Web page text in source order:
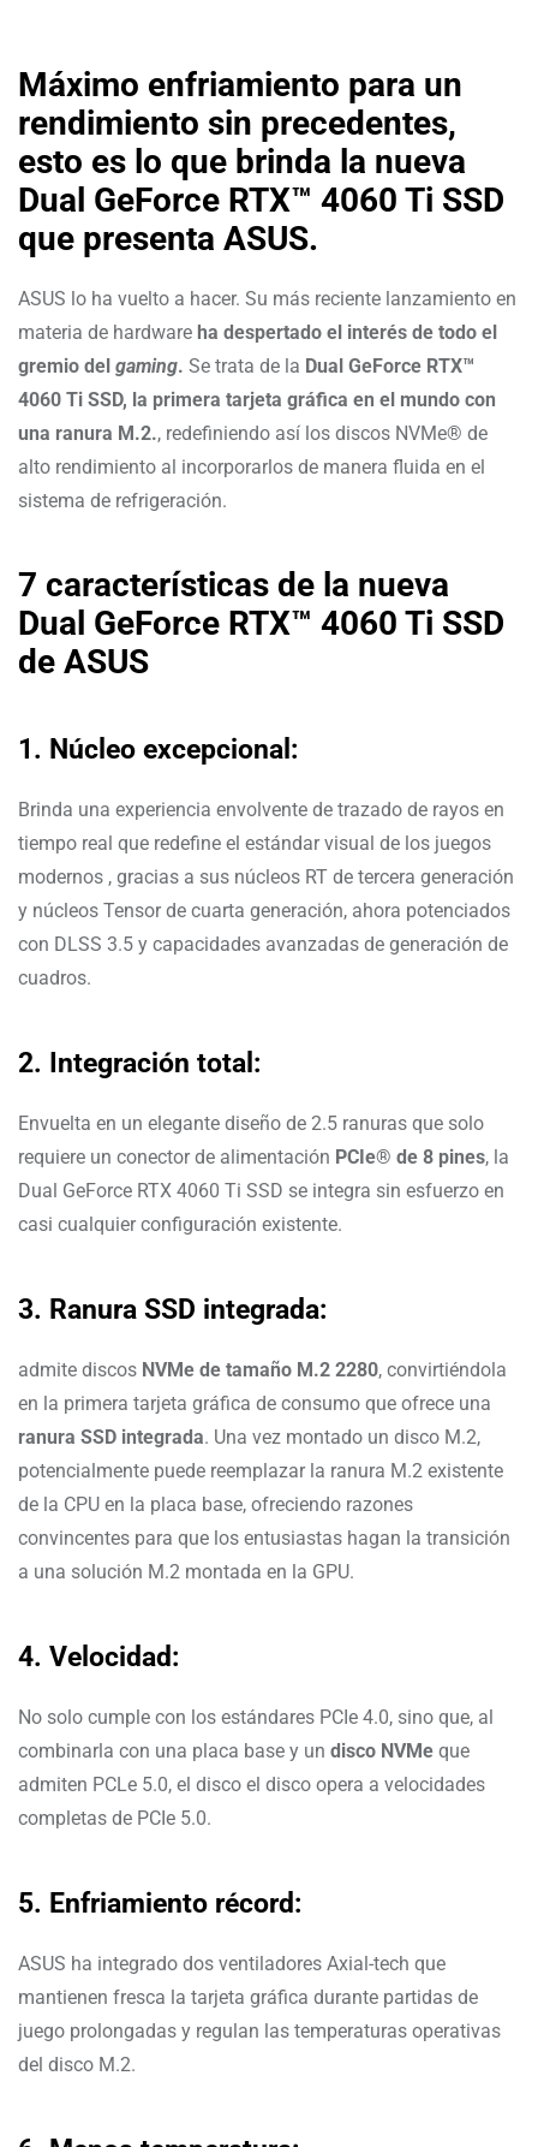
Máximo enfriamiento para un
rendimiento sin precedentes,
esto es lo que brinda la nueva
Dual GeForce RTX™ 4060 Ti SSD
que presenta ASUS.
ASUS lo ha vuelto a hacer. Su más reciente lanzamiento en
materia de hardware ha despertado el interés de todo el
gremio del gaming. Se trata de la Dual GeForce RTX™
4060 Ti SSD, la primera tarjeta gráfica en el mundo con
una ranura M.2., redefiniendo así los discos NVMe® de
alto rendimiento al incorporarlos de manera fluida en el
sistema de refrigeración.
7 características de la nueva
Dual GeForce RTX™ 4060 Ti SSD
de ASUS
1. Núcleo excepcional:
Brinda una experiencia envolvente de trazado de rayos en
tiempo real que redefine el estándar visual de los juegos
modernos , gracias a sus núcleos RT de tercera generación
y núcleos Tensor de cuarta generación, ahora potenciados
con DLSS 3.5 y capacidades avanzadas de generación de
cuadros.
2. Integración total:
Envuelta en un elegante diseño de 2.5 ranuras que solo
requiere un conector de alimentación PCIe® de 8 pines, la
Dual GeForce RTX 4060 Ti SSD se integra sin esfuerzo en
casi cualquier configuración existente.
3. Ranura SSD integrada:
admite discos NVMe de tamaño M.2 2280, convirtiéndola
en la primera tarjeta gráfica de consumo que ofrece una
ranura SSD integrada. Una vez montado un disco M.2,
potencialmente puede reemplazar la ranura M.2 existente
de la CPU en la placa base, ofreciendo razones
convincentes para que los entusiastas hagan la transición
a una solución M.2 montada en la GPU.
4. Velocidad:
No solo cumple con los estándares PCIe 4.0, sino que, al
combinarla con una placa base y un disco NVMe que
admiten PCLe 5.0, el disco el disco opera a velocidades
completas de PCIe 5.0.
5. Enfriamiento récord:
ASUS ha integrado dos ventiladores Axial-tech que
mantienen fresca la tarjeta gráfica durante partidas de
juego prolongadas y regulan las temperaturas operativas
del disco M.2.